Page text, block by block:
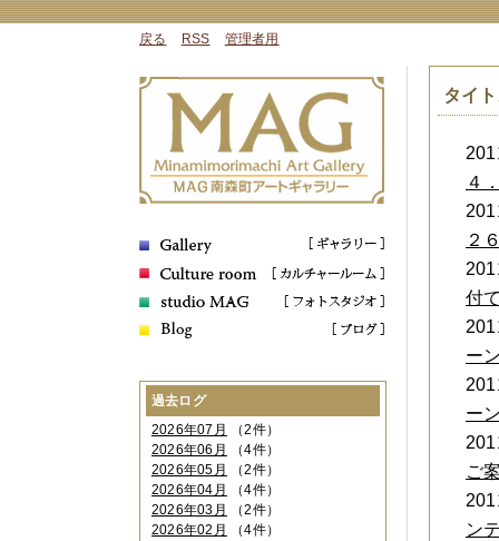
戻る RSS 管理者用
タイ
４
２
付
ー
ー
ご
ン
過去ログ
2026年07月
（2件）
2026年06月
（4件）
2026年05月
（2件）
2026年04月
（4件）
2026年03月
（2件）
2026年02月
（4件）